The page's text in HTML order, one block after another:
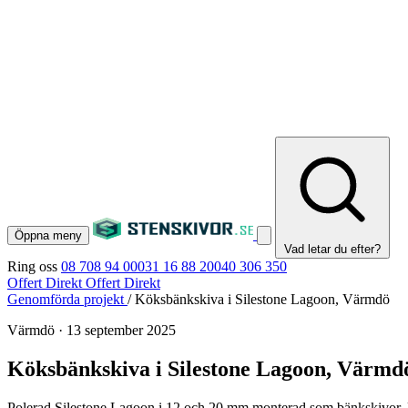
Öppna meny
Vad letar du efter?
Ring oss 08 708 94 00031 16 88 20040 306 350
Offert Direkt Offert Direkt
Genomförda projekt / Köksbänkskiva i Silestone Lagoon, Värmdö
Värmdö · 13 september 2025
Köksbänkskiva i Silestone Lagoon,